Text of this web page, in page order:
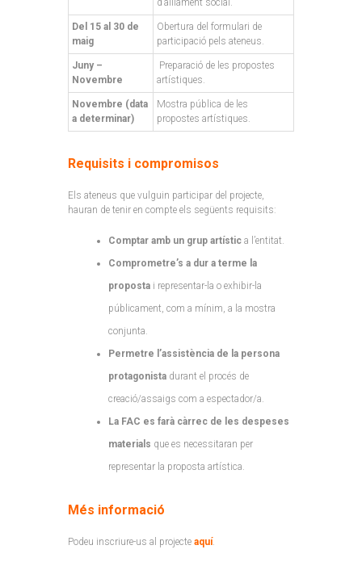
d’aïllament social.
Del 15 al 30 de
maig
Obertura del formulari de
participació pels ateneus.
Juny –
Novembre
Preparació de les propostes
artístiques.
Novembre (data
a determinar)
Mostra pública de les
propostes artístiques.
Requisits i compromisos
Els ateneus que vulguin participar del projecte,
hauran de tenir en compte els següents requisits:
Comptar amb un grup artístic a l’entitat.
Comprometre’s a dur a terme la
proposta i representar-la o exhibir-la
públicament, com a mínim, a la mostra
conjunta.
Permetre l’assistència de la persona
protagonista durant el procés de
creació/assaigs com a espectador/a.
La FAC es farà càrrec de les despeses
materials que es necessitaran per
representar la proposta artística.
Més informació
Podeu inscriure-us al projecte aquí.